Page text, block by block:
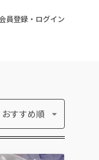
員登録・ログイン
おすすめ順